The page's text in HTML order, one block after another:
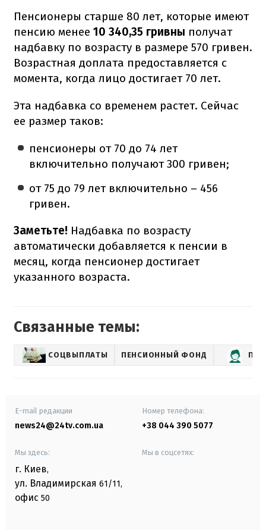
Пенсионеры старше 80 лет, которые имеют
пенсию менее 10 340,35 гривны получат
надбавку по возрасту в размере 570 гривен.
Возрастная доплата предоставляется с
момента, когда лицо достигает 70 лет.
Эта надбавка со временем растет. Сейчас
ее размер таков:
пенсионеры от 70 до 74 лет
включительно получают 300 гривен;
от 75 до 79 лет включительно – 456
гривен.
Заметьте! Надбавка по возрасту
автоматически добавляется к пенсии в
месяц, когда пенсионер достигает
указанного возраста.
Связанные темы:
СОЦВЫПЛАТЫ ПЕНСИОННЫЙ ФОНД
E-mail редакции
news24@24tv.com.ua
Номер телефона:
+38 044 390 5077
Мы здесь:
г. Киев,
ул. Владимирская 61/11,
офис 50
Мы в соцсетях: